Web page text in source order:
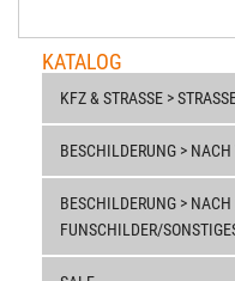
KATALOG
KFZ & STRASSE >
BESCHILDERUNG >
BESCHILDERUNG >
FUNSCHILDER/